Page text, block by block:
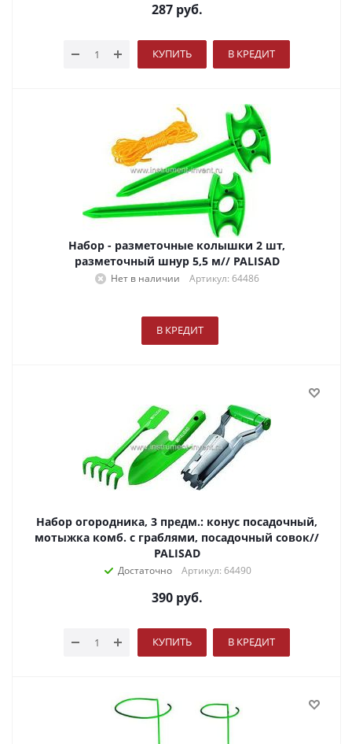
287руб.
КУПИТЬ В КРЕДИТ
Набор - разметочные колышки 2 шт,
разметочный шнур 5,5 м// PALISAD
Нет в наличии Артикул: 64486
В КРЕДИТ
Набор огородника, 3 предм.: конус посадочный,
мотыжка комб. с граблями, посадочный совок//
PALISAD
Достаточно Артикул: 64490
390руб.
КУПИТЬ В КРЕДИТ